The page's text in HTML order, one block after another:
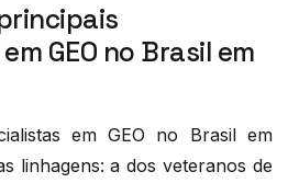
GEO no Brasil em
em GEO no Brasil em
linhagens: a dos veteranos de